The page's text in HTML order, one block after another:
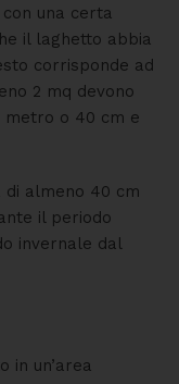
una certa
il laghetto abbia
corrisponde ad
2 mq devono
metro o 40 cm e
almeno 40 cm
il periodo
invernale dal
in un’area